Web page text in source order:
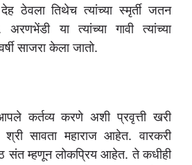
ठेवला तिथेच त्यांच्या स्मृर्ती जतन
या त्यांच्या गावी त्यांच्या
साजरा केला जातो.
कर्तव्य करणे अशी प्रवृत्ती खरी
सावता महाराज आहेत. वारकरी
संत म्हणून लोकप्रिय आहेत. ते कधीही